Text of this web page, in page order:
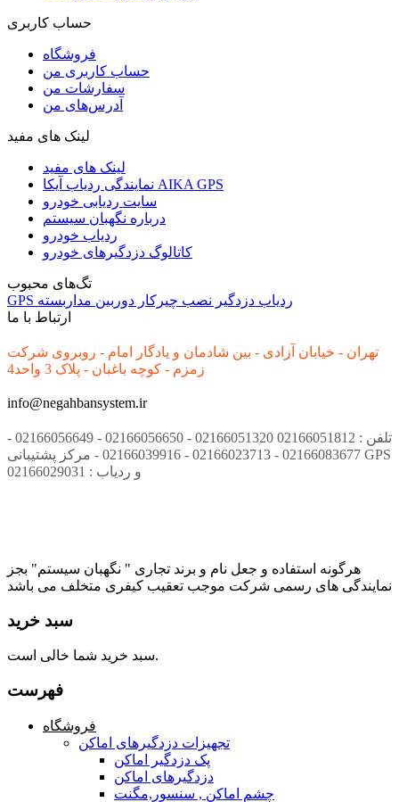
حساب کاربری
فروشگاه
حساب کاربری من
سفارشات من
آدرس‌های من
لینک های مفید
لینک های مفید
نمایندگی ردیاب آیکا AIKA GPS
سایت ردیابی خودرو
درباره نگهبان سیستم
ردیاب خودرو
کاتالوگ دزدگیرهای خودرو
تگ‌های محبوب
GPS
ردیاب دزدگیر نصب چیرکار دوربین مداربسته
ارتباط با ما
تهران - خیابان آزادی - بین شادمان و یادگار امام - روبروی شرکت
زمزم - کوچه باغبان - پلاک 3 واحد4
info@negahbansystem.ir
تلفن : 02166051812 02166051320 - 02166056650 - 02166056649 -
02166083677 - 02166023713 - 02166039916 - مرکز پشتیبانی GPS
و ردیاب : 02166029031
هرگونه استفاده و جعل نام و برند تجاری " نگهبان سیستم" بجز
نمایندگی های رسمی شرکت موجب تعقیب کیفری متخلف می باشد
سبد خرید
سبد خرید شما خالی است.
فهرست
فروشگاه
تجهیزات دزدگیرهای اماکن
پک دزدگیر اماکن
دزدگیرهای اماکن
چشم اماکن , سنسور,مگنت